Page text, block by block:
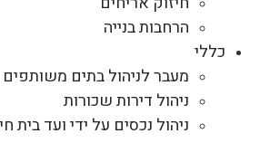
הרחבות בנייה
כללי
מעבר לניהול בתים משותפים
ניהול דירות שכורות
ניהול נכסים על ידי ועד בית